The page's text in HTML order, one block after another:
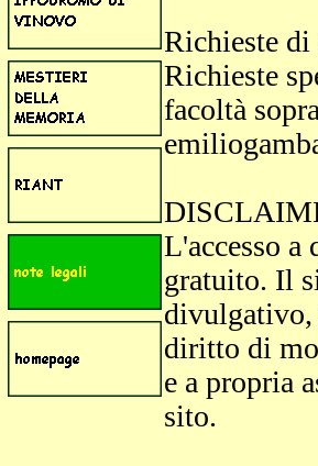
Richieste
Richieste
facoltà
L'accesso a
gratuito. Il
divulgativo,
diritto di
e a propria
sito.